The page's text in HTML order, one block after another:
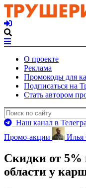
О проекте
Реклама
Промокоды для
Подписаться на
Стать автором
Наш канал в
Промо-акции
Илья
Скидки от 5%
области у